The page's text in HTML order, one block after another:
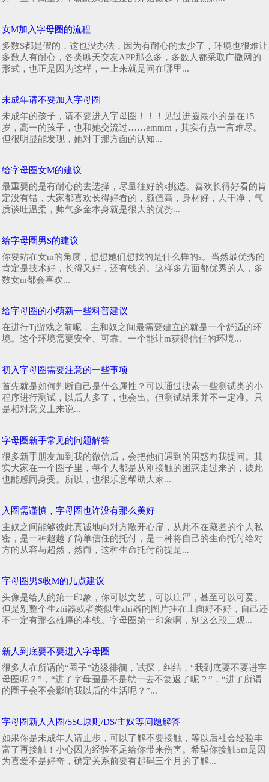
女M加入字母圈的流程
多数S都是假的，这也没办法，因为有耐心的太少了，环境也很难让
多数人有耐心，各类聊天交友APP那么多，多数人都采取广撒网的
形式，也正是因为这样，一上来就是问在哪里...
未成年请不要加入字母圈
未成年的孩子，请不要进入字母圈！！！见过进圈最小的是在15
岁，高一的孩子，也和她交流过……emmm，其实有点一言难尽。
但很明显能发现，她对于那方面的认知...
给字母圈女M的建议
最重要的是有耐心的去选择，尽量往好的s挑选。喜欢长得好看的肯
定没有错，大家都喜欢长得好看的，颜值高，身材好，人干净，气
质谈吐温柔，帅气多金本身就是很大的优势...
给字母圈男S的建议
你要站在女m的角度，想想她们想找的是什么样的s。当然最优秀的
肯定是技术好，长得又好，还有钱的。这样多方面都优秀的人，多
数女m都会喜欢...
给字母圈的小萌新一些科普建议
在进行Tj游戏之前呢，主和奴之间最需要建立的就是一个舒适的环
境。这个环境需要安全、可靠、一个能让m获得信任的环境...
初入字母圈需要注意的一些事项
首先就是如何判断自己是什么属性？可以通过搜索一些测试类的小
程序进行测试，以后人多了，也会出。但测试结果并不一定准。只
是相对意义上来说...
字母圈新手常见的问题解答
很多新手朋友加到我的微信后，会把他们遇到的困惑向我提问。其
实大家在一个圈子里，每个人都是从刚接触的困惑走过来的，彼此
也能感同身受。所以，也很乐意帮助大家...
入圈需谨慎，字母圈也许没有那么美好
主奴之间能够彼此真诚地向对方敞开心扉，从此不在藏匿的个人私
密，是一种超越了简单信任的托付，是一种将自己的生命托付给对
方的从容与超然，然而，这种生命托付前提是...
字母圈男S收M的几点建议
头像是给人的第一印象，你可以文艺，可以庄严，甚至可以可爱。
但是别整个生zhi器或者类似生zhi器的图片挂在上面好不好，自己还
不一定有那么雄厚的本钱。字母圈第一印象啊，别这么毁三观...
新人到底要不要进入字母圈
很多人在所谓的“圈子”边缘徘徊，试探，纠结，“我到底要不要进字
母圈呢？”，“进了字母圈是不是就一去不复返了呢？”，“进了所谓
的圈子会不会影响我以后的生活呢？”...
字母圈新人入圈/SSC原则/DS/主奴等问题解答
如果你是未成年人请止步，可以了解不要接触，等以后社会经验丰
富了再接触！小心因为经验不足给你带来伤害。希望你接触5m是因
为喜爱不是好奇，确定关系前要有起码三个月的了解...